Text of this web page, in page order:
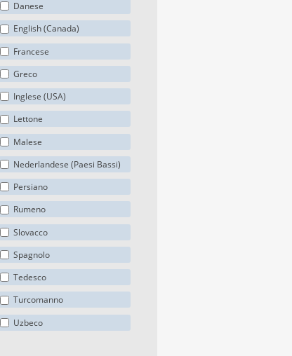
Danese
English (Canada)
Francese
Greco
Inglese (USA)
Lettone
Malese
Nederlandese (Paesi Bassi)
Persiano
Rumeno
Slovacco
Spagnolo
Tedesco
Turcomanno
Uzbeco